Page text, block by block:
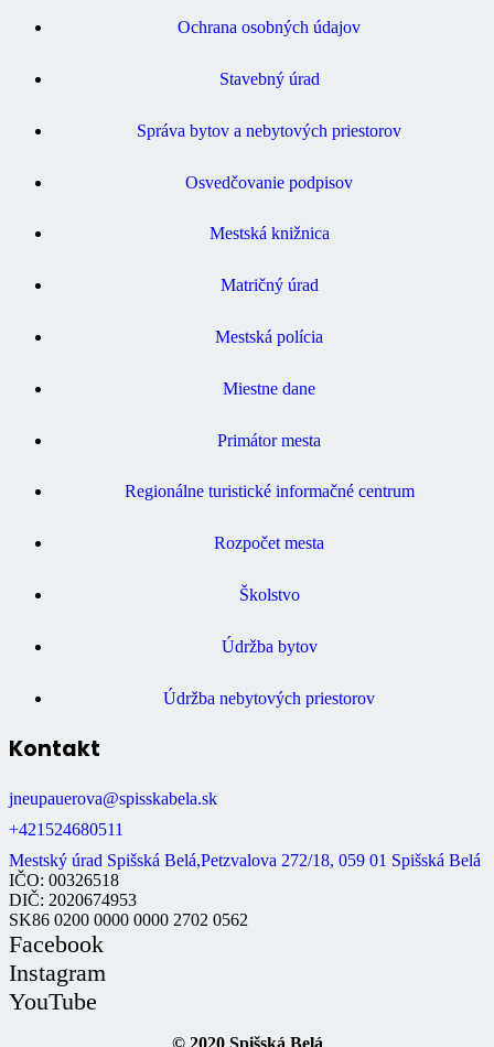
Ochrana osobných údajov
Stavebný úrad
Správa bytov a nebytových priestorov
Osvedčovanie podpisov
Mestská knižnica
Matričný úrad
Mestská polícia
Miestne dane
Primátor mesta
Regionálne turistické informačné centrum
Rozpočet mesta
Školstvo
Údržba bytov
Údržba nebytových priestorov
Kontakt
jneupauerova@spisskabela.sk
+421524680511
Mestský úrad Spišská Belá,Petzvalova 272/18, 059 01 Spišská Belá
IČO: 00326518
DIČ: 2020674953
SK86 0200 0000 0000 2702 0562
Facebook
Instagram
YouTube